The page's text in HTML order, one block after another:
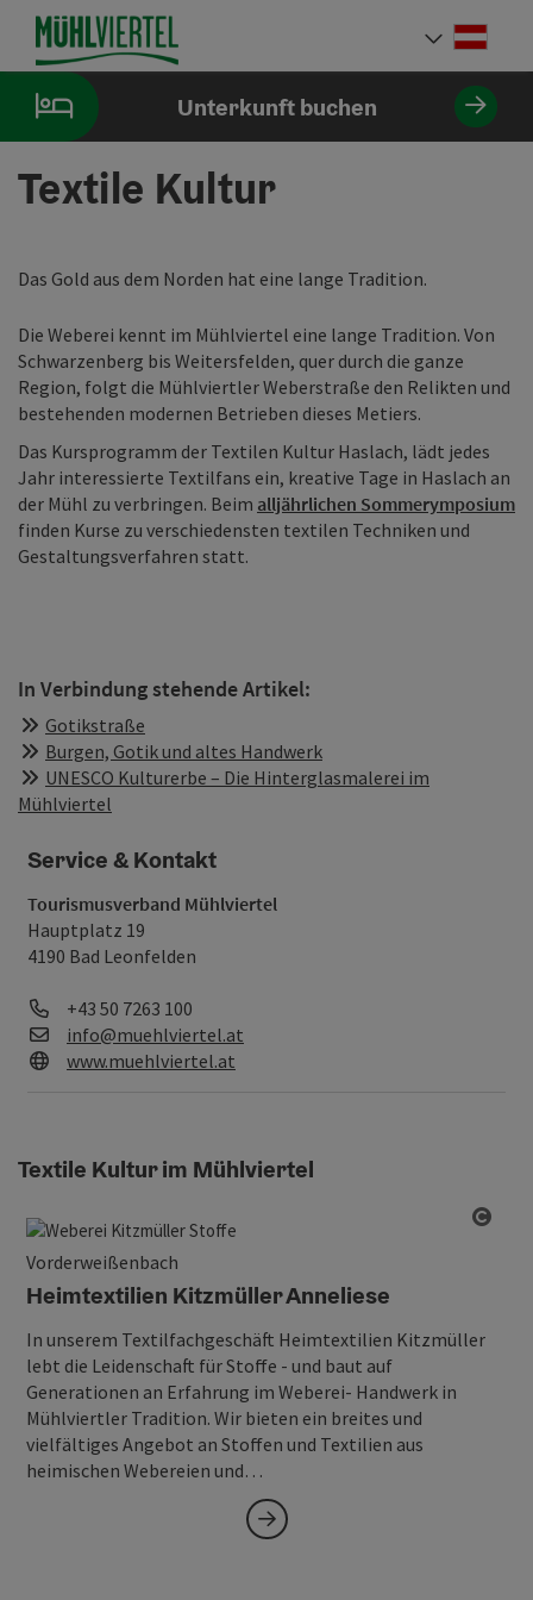
Zum InhaltAccesskey
[0]
Zur Navigation
Zum Seitenanfang
Zur Kontaktseite
Zur SucheAccesskey
[4]
Zum Impressum
Zu den Hinweisen zur Bedienung der Website Accesskey
Zur StartseiteAccesskey
[7]
Unterkunft buchen
Textile Kultur
Das Gold aus dem Norden hat eine lange Tradition.
Die Weberei kennt im Mühlviertel eine lange Tradition. Von
Schwarzenberg bis Weitersfelden, quer durch die ganze
Region, folgt die Mühlviertler Weberstraße den Relikten und
bestehenden modernen Betrieben dieses Metiers.
Das Kursprogramm der Textilen Kultur Haslach, lädt jedes
Jahr interessierte Textilfans ein, kreative Tage in Haslach an
der Mühl zu verbringen. Beim alljährlichen Sommerymposium
finden Kurse zu verschiedensten textilen Techniken und
Gestaltungsverfahren statt.
In Verbindung stehende Artikel:
Gotikstraße
Burgen, Gotik und altes Handwerk
UNESCO Kulturerbe – Die Hinterglasmalerei im
Mühlviertel
Service & Kontakt
Tourismusverband Mühlviertel
Hauptplatz 19
4190 Bad Leonfelden
Telefon
+43 50 7263 100
E-Mail
info@muehlviertel.at
Web
www.muehlviertel.at
Textile Kultur im Mühlviertel
Vorderweißenbach
Heimtextilien Kitzmüller Anneliese
In unserem Textilfachgeschäft Heimtextilien Kitzmüller
lebt die Leidenschaft für Stoffe - und baut auf
Generationen an Erfahrung im Weberei- Handwerk in
Mühlviertler Tradition. Wir bieten ein breites und
vielfältiges Angebot an Stoffen und Textilien aus
heimischen Webereien und…